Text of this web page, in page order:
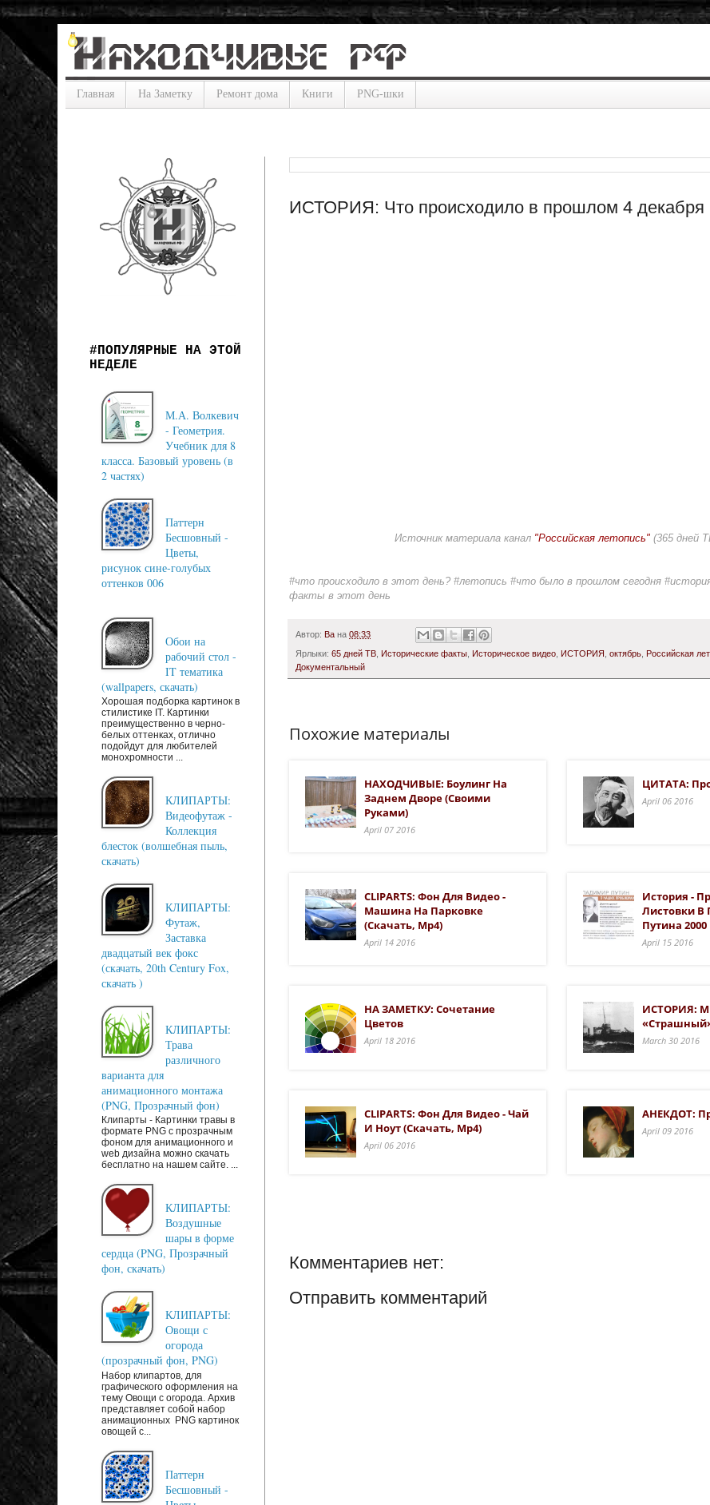
Главная На Заметку Ремонт дома Книги PNG-шки
ИСТОРИЯ: Что происходило в прошлом 4 декабря
Источник материала канал "Российская летопись" (365 дней
#что происходило в этот день? #летопись #что было в прошлом сегодня
факты в этот день
Автор: Ba на 08:33
Ярлыки: 65 дней ТВ Исторические факты Историческое видео ИСТОРИЯ октябрь Российская
Документальный
Похожие материалы
НАХОДЧИВЫЕ: Боулинг На
Заднем Дворе (своими
Руками)
April 07 2016
ЦИТАТА:
April 06 2016
CLIPARTS: Фон Для Видео -
Машина На Парковке
(скачать, Mp4)
April 14 2016
История -
Листовки В
Путина 2000
April 15 2016
НА ЗАМЕТКУ: Сочетание
Цветов
April 18 2016
ИСТОРИЯ:
March 30 2016
CLIPARTS: Фон Для Видео - Чай
И Ноут (скачать, Mp4)
April 06 2016
АНЕКДОТ:
April 09 2016
Комментариев нет:
Отправить комментарий
#ПОПУЛЯРНЫЕ НА ЭТОЙ
НЕДЕЛЕ
М.А. Волкевич
- Геометрия.
Учебник для 8
класса. Базовый уровень (в
2 частях)
Паттерн
Бесшовный -
Цветы,
рисунок сине-голубых
оттенков 006
Обои на
рабочий стол -
IT тематика
(wallpapers, скачать)
Хорошая подборка картинок в
стилистике IT. Картинки
преимущественно в черно-
белых оттенках, отлично
подойдут для любителей
монохромности ...
КЛИПАРТЫ:
Видеофутаж -
Коллекция
блесток (волшебная пыль,
скачать)
КЛИПАРТЫ:
Футаж,
Заставка
двадцатый век фокс
(скачать, 20th Century Fox,
скачать )
КЛИПАРТЫ:
Трава
различного
варианта для
анимационного монтажа
(PNG, Прозрачный фон)
Клипарты - Картинки травы в
формате PNG с прозрачным
фоном для анимационного и
web дизайна можно скачать
бесплатно на нашем сайте. ...
КЛИПАРТЫ:
Воздушные
шары в форме
сердца (PNG, Прозрачный
фон, скачать)
КЛИПАРТЫ:
Овощи с
огорода
(прозрачный фон, PNG)
Набор клипартов, для
графического оформления на
тему Овощи с огорода. Архив
представляет собой набор
анимационных PNG картинок
овощей с...
Паттерн
Бесшовный -